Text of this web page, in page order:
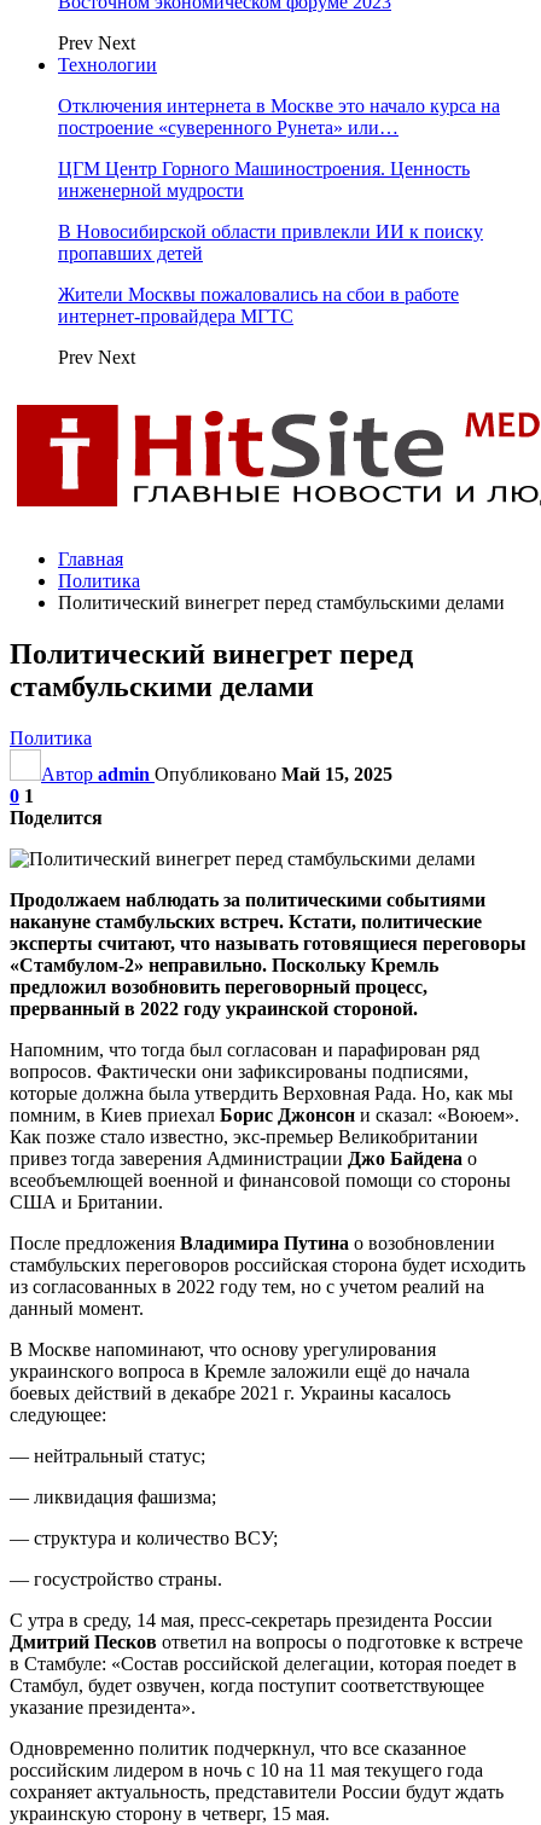
Prev Next
Технологии
Отключения интернета в Москве это начало курса на
построение «суверенного Рунета» или…
ЦГМ Центр Горного Машиностроения. Ценность
инженерной мудрости
В Новосибирской области привлекли ИИ к поиску
пропавших детей
Жители Москвы пожаловались на сбои в работе
интернет-провайдера МГТС
Prev Next
Главная
Политика
Политический винегрет перед стамбульскими делами
Политический винегрет перед
стамбульскими делами
Политика
Автор admin Опубликовано Май 15, 2025
0 1
Поделится
Продолжаем наблюдать за политическими событиями
накануне стамбульских встреч. Кстати, политические
эксперты считают, что называть готовящиеся переговоры
«Стамбулом-2» неправильно. Поскольку Кремль
предложил возобновить переговорный процесс,
прерванный в 2022 году украинской стороной.
Напомним, что тогда был согласован и парафирован ряд
вопросов. Фактически они зафиксированы подписями,
которые должна была утвердить Верховная Рада. Но, как мы
помним, в Киев приехал Борис Джонсон и сказал: «Воюем».
Как позже стало известно, экс-премьер Великобритании
привез тогда заверения Администрации Джо Байдена о
всеобъемлющей военной и финансовой помощи со стороны
США и Британии.
После предложения Владимира Путина о возобновлении
стамбульских переговоров российская сторона будет исходить
из согласованных в 2022 году тем, но с учетом реалий на
данный момент.
В Москве напоминают, что основу урегулирования
украинского вопроса в Кремле заложили ещё до начала
боевых действий в декабре 2021 г. Украины касалось
следующее:
— нейтральный статус;
— ликвидация фашизма;
— структура и количество ВСУ;
— госустройство страны.
С утра в среду, 14 мая, пресс-секретарь президента России
Дмитрий Песков ответил на вопросы о подготовке к встрече
в Стамбуле: «Состав российской делегации, которая поедет в
Стамбул, будет озвучен, когда поступит соответствующее
указание президента».
Одновременно политик подчеркнул, что все сказанное
российским лидером в ночь с 10 на 11 мая текущего года
сохраняет актуальность, представители России будут ждать
украинскую сторону в четверг, 15 мая.